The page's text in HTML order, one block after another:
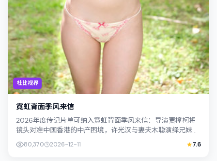
杜比视界
霓虹背面季风来信
2026年度传记片单可纳入霓虹背面季风来信：导演贾樟柯将
镜头对准中国香港的中产困境，许光汉与妻夫木聪演绎兄妹般
羁绊，文本层面兼顾悬疑线索与情感救...
80,370 2026-12-11 7.6